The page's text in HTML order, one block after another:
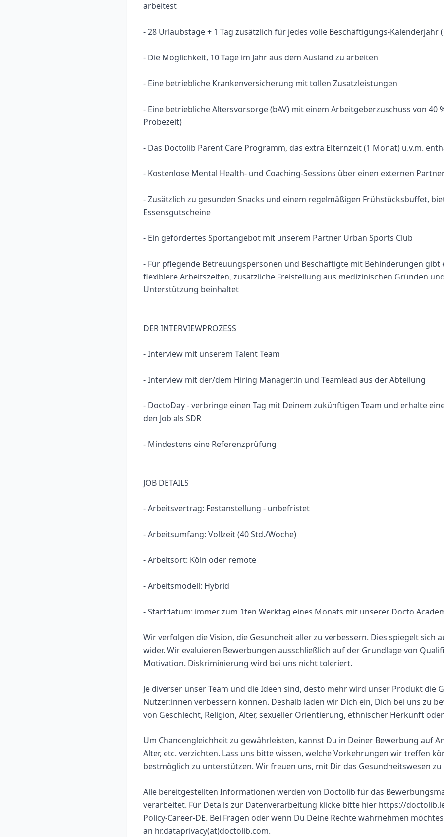
arbeitest
- 28 Urlaubstage + 1 Tag zusätzlich für jedes volle Beschäftigungs-Kalenderjahr
- Die Möglichkeit, 10 Tage im Jahr aus dem Ausland zu arbeiten
- Eine betriebliche Krankenversicherung mit tollen Zusatzleistungen
- Eine betriebliche Altersvorsorge (bAV) mit einem Arbeitgeberzuschuss von 40
Probezeit)
- Das Doctolib Parent Care Programm, das extra Elternzeit (1 Monat) u.v.m.
- Kostenlose Mental Health- und Coaching-Sessions über einen externen
- Zusätzlich zu gesunden Snacks und einem regelmäßigen Frühstücksbuffet,
Essensgutscheine
- Ein gefördertes Sportangebot mit unserem Partner Urban Sports Club
- Für pflegende Betreuungspersonen und Beschäftigte mit Behinderungen gibt
flexiblere Arbeitszeiten, zusätzliche Freistellung aus medizinischen Gründen
Unterstützung beinhaltet
DER INTERVIEWPROZESS
- Interview mit unserem Talent Team
- Interview mit der/dem Hiring Manager:in und Teamlead aus der Abteilung
- DoctoDay - verbringe einen Tag mit Deinem zukünftigen Team und erhalte
den Job als SDR
- Mindestens eine Referenzprüfung
JOB DETAILS
- Arbeitsvertrag: Festanstellung - unbefristet
- Arbeitsumfang: Vollzeit (40 Std./Woche)
- Arbeitsort: Köln oder remote
- Arbeitsmodell: Hybrid
- Startdatum: immer zum 1ten Werktag eines Monats mit unserer Docto
Wir verfolgen die Vision, die Gesundheit aller zu verbessern. Dies spiegelt sich
wider. Wir evaluieren Bewerbungen ausschließlich auf der Grundlage von
Motivation. Diskriminierung wird bei uns nicht toleriert.
Je diverser unser Team und die Ideen sind, desto mehr wird unser Produkt die
Nutzer:innen verbessern können. Deshalb laden wir Dich ein, Dich bei uns zu
von Geschlecht, Religion, Alter, sexueller Orientierung, ethnischer Herkunft
Um Chancengleichheit zu gewährleisten, kannst Du in Deiner Bewerbung auf
Alter, etc. verzichten. Lass uns bitte wissen, welche Vorkehrungen wir treffen
bestmöglich zu unterstützen. Wir freuen uns, mit Dir das Gesundheitswesen
Alle bereitgestellten Informationen werden von Doctolib für das
verarbeitet. Für Details zur Datenverarbeitung klicke bitte hier https://
Policy-Career-DE. Bei Fragen oder wenn Du Deine Rechte wahrnehmen
an hr.dataprivacy(at)doctolib.com.